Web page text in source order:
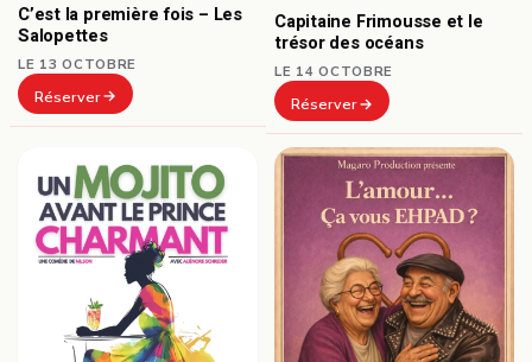
C’est la première fois – Les
Salopettes
LE 13 OCTOBRE
Réserver
Capitaine Frimousse et le
trésor des océans
LE 14 OCTOBRE
Réserver